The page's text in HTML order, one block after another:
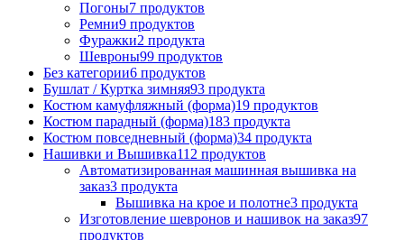
Погоны7 продуктов
Ремни9 продуктов
Фуражки2 продукта
Шевроны99 продуктов
Без категории6 продуктов
Бушлат / Куртка зимняя93 продукта
Костюм камуфляжный (форма)19 продуктов
Костюм парадный (форма)183 продукта
Костюм повседневный (форма)34 продукта
Нашивки и Вышивка112 продуктов
Автоматизированная машинная вышивка на
заказ3 продукта
Вышивка на крое и полотне3 продукта
Изготовление шевронов и нашивок на заказ97
продуктов